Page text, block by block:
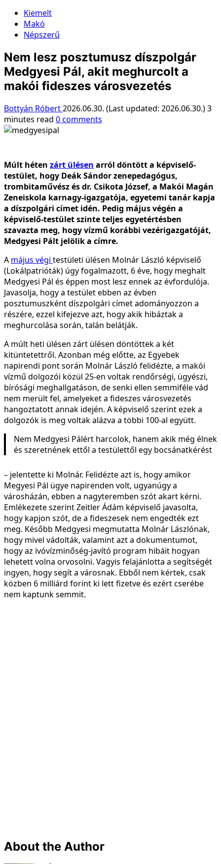
Kiemelt
Makó
Népszerű
Nem lesz posztumusz díszpolgár
Medgyesi Pál, akit meghurcolt a
makói fideszes városvezetés
Bottyán Róbert2026.06.30. (Last updated: 2026.06.30.)3
minutes read 0 comments
Múlt héten zárt ülésen arról döntött a képviselő-
testület, hogy Deák Sándor zenepedagógus,
trombitaművész és dr. Csikota József, a Makói Magán
Zeneiskola karnagy-igazgatója, egyetemi tanár kapja
a díszpolgári címet idén. Pedig május végén a
képviselő-testület szinte teljes egyetértésben
szavazta meg, hogy vízmű korábbi vezérigazgatóját,
Medgyesi Pált jelölik a címre.
A május végi testületi ülésen Molnár László képviselő
(Lokálpatrióták) úgy fogalmazott, 6 éve, hogy meghalt
Medgyesi Pál és éppen most lesz ennek az évfordulója.
Javasolja, hogy a testület ebben az évben
posztumuszként díszpolgári címet adományozzon a
részére, ezzel kifejezve azt, hogy akik hibáztak a
meghurcolása során, talán belátják.
A múlt heti ülésen zárt ülésen döntöttek a két
kitüntetettről. Azonban még előtte, az Egyebek
napirendi pont során Molnár László felidézte, a makói
vízmű dolgozói közül 25-en voltak rendőrségi, ügyészi,
bírósági meghallgatáson, de senki ellen semmiféle vád
nem merült fel, amelyeket a fideszes városvezetés
hangoztatott annak idején. A képviselő szerint ezek a
dolgozók is meg voltak alázva a többi 100-al együtt.
Nem Medgyesi Pálért harcolok, hanem akik még élnek
és szeretnének ettől a testülettől egy bocsánatkérést
– jelentette ki Molnár. Felidézte azt is, hogy amikor
Megyesi Pál ügye napirenden volt, ugyanúgy a
városházán, ebben a nagyteremben szót akart kérni.
Emlékezete szerint Zeitler Ádám képviselő javasolta,
hogy kapjon szót, de a fideszesek nem engedték ezt
meg. Később Medgyesi megmutatta Molnár Lászlónak,
hogy mivel vádolták, valamint azt a dokumentumot,
hogy az ivóvízminőség-javító program hibáit hogyan
lehetett volna orvosolni. Vagyis felajánlotta a segítségét
ingyen, hogy segít a városnak. Ebből nem kértek, csak
közben 6 milliárd forint ki lett fizetve és ezért cserébe
nem kaptunk semmit.
About the Author